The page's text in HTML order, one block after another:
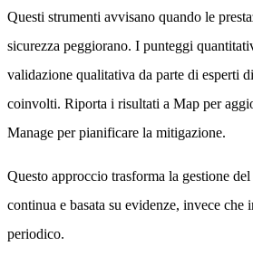
Questi strumenti avvisano quando le
sicurezza peggiorano. I punteggi
validazione qualitativa da parte di esperti
coinvolti. Riporta i risultati a Map per
Manage per pianificare la mitigazione.
Questo approccio trasforma la gestione
continua e basata su evidenze, invece che
periodico.